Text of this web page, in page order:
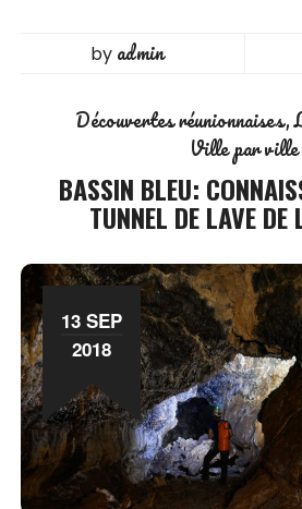
by admin
Découvertes réunionnaises
Ville par ville
BASSIN BLEU:
TUNNEL DE LAVE DE
13 SEP
2018